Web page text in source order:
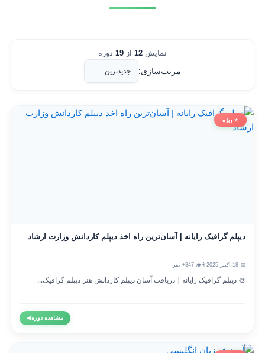
نمایش12 از 19 دوره
مرتب‌سازی:
⭐ ویژه
دیپلم گرافیک رایانه | آسان‌ترین راه اخذ دیپلم کاردانش وزارت ارشاد
👨‍🎓 347+ نفر
🎨 دیپلم گرافیک رایانه | دریافت آسان دیپلم کاردانش هنر دیپلم گرافیک...
مشاهده دوره◀